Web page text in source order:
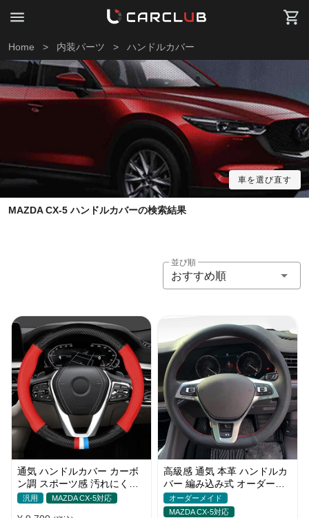
Home > 内装パーツ > ハンドルカバー
車を選び直す
MAZDA CX-5 ハンドルカバーの検索結果
並び順
おすすめ順
通気 ハンドルカバー カーボ
ン調 スポーツ感 汚れにくい
滑り止め かっこいい 取り付
汎用 MAZDA CX-5対応
高級感 通気 本革 ハンドルカ
バー 編み込み式 オーダーメ
イド 握り感抜群 操作性アッ
プ
オーダーメイド
MAZDA CX-5対応